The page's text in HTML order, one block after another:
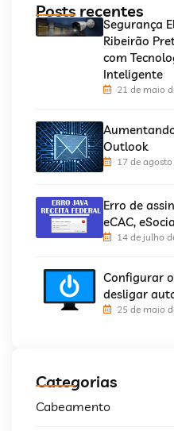
Posts recentes
Segurança
Ribeirão
com
Inteligente
21 de maio
Outlook
17 de
Erro de
eCAC,
14 de julho
Configurar
desligar
25 de maio
Categorias
Cabeamento